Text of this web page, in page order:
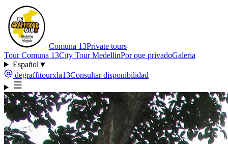
Comuna 13Private tours
Tour Comuna 13City Tour MedellinPor que privadoGaleria
Español ▼
degraffitourxla13Consultar disponibilidad